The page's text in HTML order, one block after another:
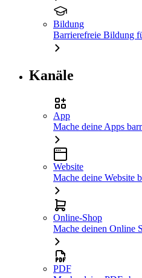
Bildung
Barrierefreie Bildung
Kanäle
App
Mache deine Apps
Website
Mache deine Website
Online-Shop
Mache deinen Online
PDF